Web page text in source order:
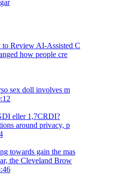
Review AI-Assisted C
how people cre
sex doll involves m
eller 1,7CRDI?
around privacy, p
towards gain the mas
the Cleveland Brow